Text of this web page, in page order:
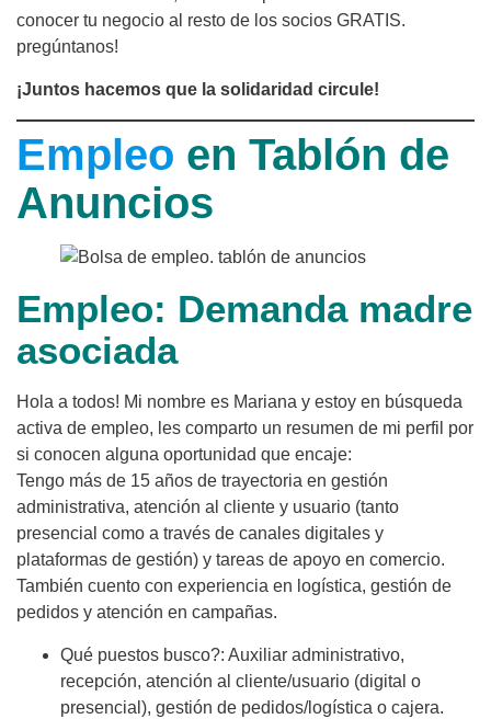
conocer tu negocio al resto de los socios GRATIS.
pregúntanos!
¡Juntos hacemos que la solidaridad circule!
Empleo en Tablón de
Anuncios
Empleo: Demanda madre
asociada
Hola a todos! Mi nombre es Mariana y estoy en búsqueda
activa de empleo, les comparto un resumen de mi perfil por
si conocen alguna oportunidad que encaje:
​Tengo más de 15 años de trayectoria en gestión
administrativa, atención al cliente y usuario (tanto
presencial como a través de canales digitales y
plataformas de gestión) y tareas de apoyo en comercio.
También cuento con experiencia en logística, gestión de
pedidos y atención en campañas.
​Qué puestos busco?: Auxiliar administrativo,
recepción, atención al cliente/usuario (digital o
presencial), gestión de pedidos/logística o cajera.